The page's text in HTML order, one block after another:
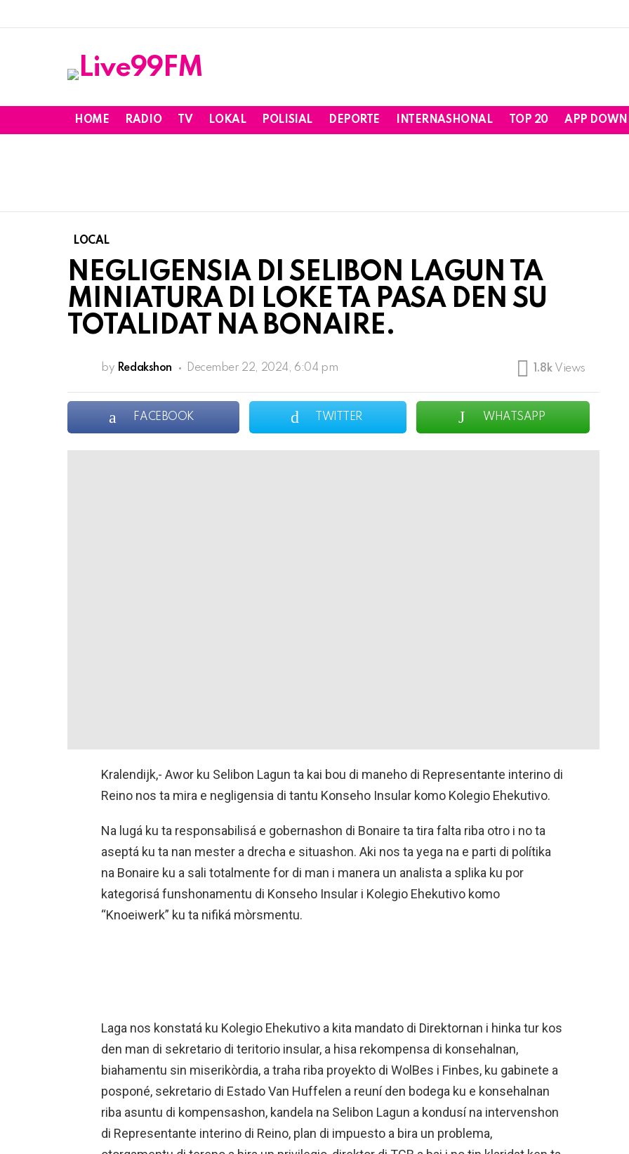
HOME RADIO TV LOKAL POLISIAL DEPORTE INTERNASHONAL TOP 20 APP
LOCAL
NEGLIGENSIA DI SELIBON LAGUN TA
MINIATURA DI LOKE TA PASA DEN SU
TOTALIDAT NA BONAIRE.
by Redakshon December 22, 2024, 6:04 pm 1.8k Views
FACEBOOK TWITTER WHATSAPP
Kralendijk,- Awor ku Selibon Lagun ta kai bou di maneho di Representante interino di
Reino nos ta mira e negligensia di tantu Konseho Insular komo Kolegio Ehekutivo.
Na lugá ku ta responsabilisá e gobernashon di Bonaire ta tira falta riba otro i no ta
aseptá ku ta nan mester a drecha e situashon. Aki nos ta yega na e parti di polítika
na Bonaire ku a sali totalmente for di man i manera un analista a splika ku por
kategorisá funshonamentu di Konseho Insular i Kolegio Ehekutivo komo
“Knoeiwerk” ku ta nifiká mòrsmentu.
Laga nos konstatá ku Kolegio Ehekutivo a kita mandato di Direktornan i hinka tur kos
den man di sekretario di teritorio insular, a hisa rekompensa di konsehalnan,
biahamentu sin miserikòrdia, a traha riba proyekto di WolBes i Finbes, ku gabinete a
posponé, sekretario di Estado Van Huffelen a reuní den bodega ku e konsehalnan
riba asuntu di kompensashon, kandela na Selibon Lagun a kondusí na intervenshon
di Representante interino di Reino, plan di impuesto a bira un problema,